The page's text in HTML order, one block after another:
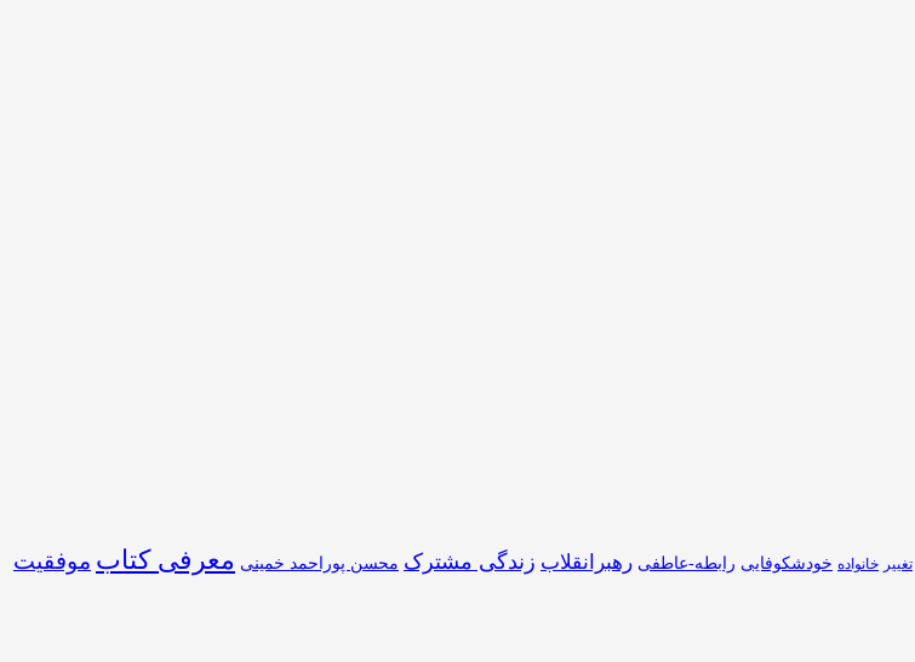
تغییر خانواده خودشکوفایی رابطه-عاطفی رهبرانقلاب زندگی مشترک محسن پوراحمد خمینی معرفی کتاب موفقیت